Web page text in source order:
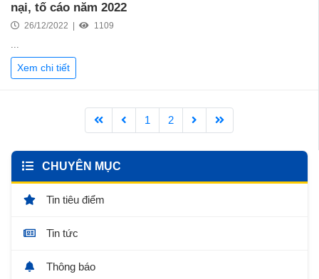
nại, tố cáo năm 2022
26/12/2022 | 1109
...
Xem chi tiết
1 2
CHUYÊN MỤC
Tin tiêu điểm
Tin tức
Thông báo